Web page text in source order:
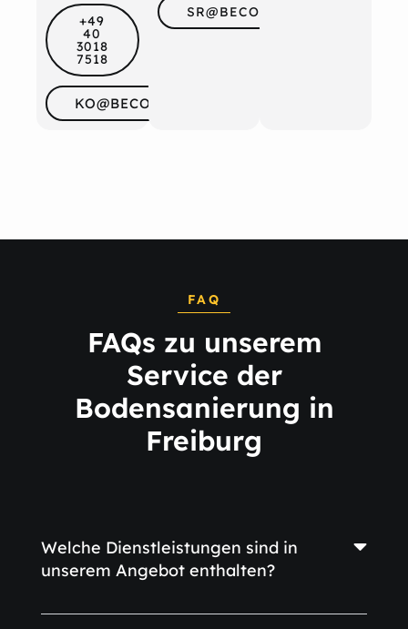
+49
40
3018
7518
KO@BECOSAN.COM
SR@BECOSAN.COM
FAQ
FAQs zu unserem
Service der
Bodensanierung in
Freiburg
Welche Dienstleistungen sind in
unserem Angebot enthalten?